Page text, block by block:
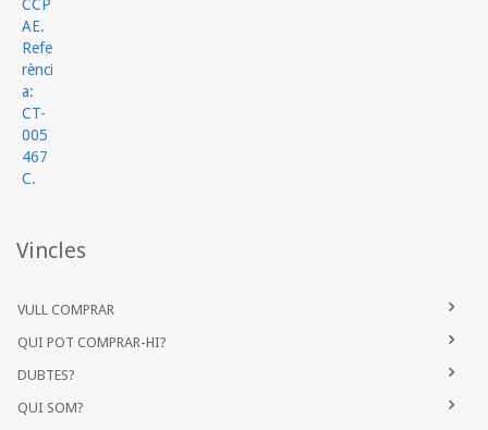
Vincles
VULL COMPRAR
QUI POT COMPRAR-HI?
DUBTES?
QUI SOM?